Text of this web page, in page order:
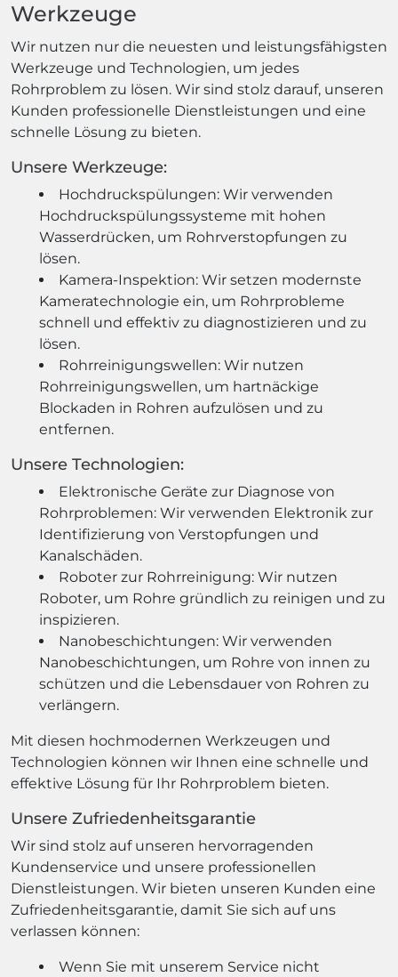
Werkzeuge
Wir nutzen nur die neuesten und leistungsfähigsten
Werkzeuge und Technologien, um jedes
Rohrproblem zu lösen. Wir sind stolz darauf, unseren
Kunden professionelle Dienstleistungen und eine
schnelle Lösung zu bieten.
Unsere Werkzeuge:
Hochdruckspülungen: Wir verwenden
Hochdruckspülungssysteme mit hohen
Wasserdrücken, um Rohrverstopfungen zu
lösen.
Kamera-Inspektion: Wir setzen modernste
Kameratechnologie ein, um Rohrprobleme
schnell und effektiv zu diagnostizieren und zu
lösen.
Rohrreinigungswellen: Wir nutzen
Rohrreinigungswellen, um hartnäckige
Blockaden in Rohren aufzulösen und zu
entfernen.
Unsere Technologien:
Elektronische Geräte zur Diagnose von
Rohrproblemen: Wir verwenden Elektronik zur
Identifizierung von Verstopfungen und
Kanalschäden.
Roboter zur Rohrreinigung: Wir nutzen
Roboter, um Rohre gründlich zu reinigen und zu
inspizieren.
Nanobeschichtungen: Wir verwenden
Nanobeschichtungen, um Rohre von innen zu
schützen und die Lebensdauer von Rohren zu
verlängern.
Mit diesen hochmodernen Werkzeugen und
Technologien können wir Ihnen eine schnelle und
effektive Lösung für Ihr Rohrproblem bieten.
Unsere Zufriedenheitsgarantie
Wir sind stolz auf unseren hervorragenden
Kundenservice und unsere professionellen
Dienstleistungen. Wir bieten unseren Kunden eine
Zufriedenheitsgarantie, damit Sie sich auf uns
verlassen können:
Wenn Sie mit unserem Service nicht